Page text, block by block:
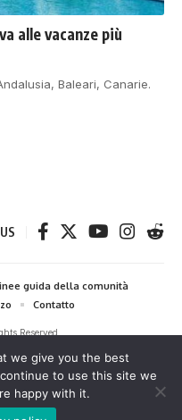
alle vacanze più
Baleari, Canarie.
Reserved.
guida della comunità
Contatto
Amazon EU e al Amazon
di affiliazione che
pubblicitaria mediante la
affiliato Amazon, riceviamo un
we give you the best
to use this site we
happy with it.